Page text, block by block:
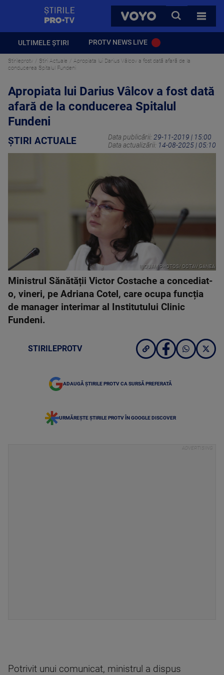
VOYO
CAUTA
TOATE
ULTIMELE ȘTIRI PROTV NEWS LIVE
Stirileprotv Știri Actuale
Apropiata lui Darius Vâlcov a fost dată afară de la
conducerea Spitalul Fundeni
Apropiata lui Darius Vâlcov a fost dată
afară de la conducerea Spitalul
Fundeni
ȘTIRI ACTUALE Data publicării: 29-11-2019 | 15:00
Data actualizării: 14-08-2025 | 05:10
INQUAM PHOTOS/ OCTAV GANEA
Ministrul Sănătății Victor Costache a concediat-
o, vineri, pe Adriana Cotel, care ocupa funcția
de manager interimar al Institutului Clinic
Fundeni.
STIRILEPROTV
ADAUGĂ ȘTIRILE PROTV CA SURSĂ PREFERATĂ
URMĂREȘTE ȘTIRILE PROTV ÎN GOOGLE DISCOVER
Potrivit unui comunicat, ministrul a dispus